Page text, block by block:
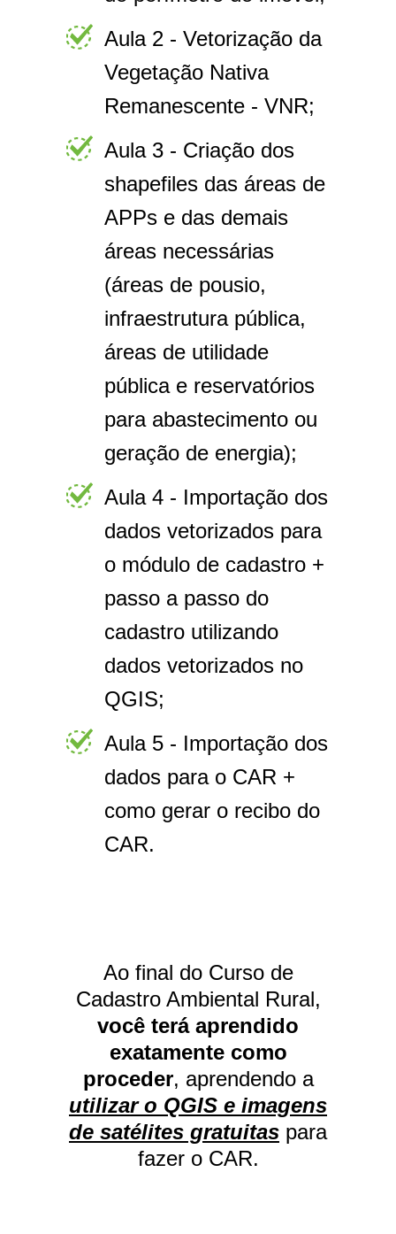
Aula 2 - Vetorização da
Vegetação Nativa
Remanescente - VNR;
Aula 3 - Criação dos
shapefiles das áreas de
APPs e das demais
áreas necessárias
(áreas de pousio,
infraestrutura pública,
áreas de utilidade
pública e reservatórios
para abastecimento ou
geração de energia);
Aula 4 - Importação dos
dados vetorizados para
o módulo de cadastro +
passo a passo do
cadastro utilizando
dados vetorizados no
QGIS;
Aula 5 - Importação dos
dados para o CAR +
como gerar o recibo do
CAR.
Ao final do Curso de
Cadastro Ambiental Rural,
você terá aprendido
exatamente como
proceder, aprendendo a
utilizar o QGIS e imagens
de satélites gratuitas para
fazer o CAR.